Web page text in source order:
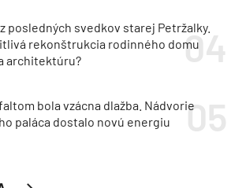
posledných svedkov starej Petržalky.
rekonštrukcia rodinného domu
architektúru?
bola vzácna dlažba. Nádvorie
paláca dostalo novú energiu